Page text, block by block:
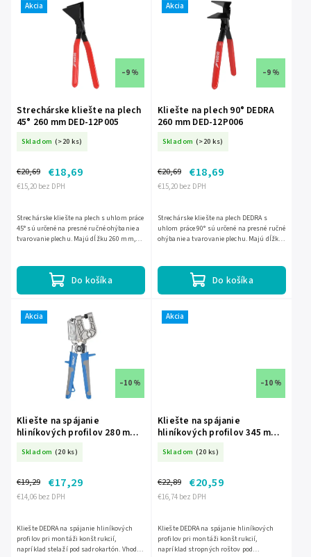
Abecedne
Akcia
–9 %
Strechárske kliešte na plech
45° 260 mm DED-12P005
Skladom (>20 ks)
€15,20 bez DPH
€20,69 €18,69
Do košíka
Strechárske kliešte na plech s uhlom práce
45° sú určené na presné ručné ohýbanie a
tvarovanie plechu. Majú dĺžku 260 mm,
Akcia
–9 %
Kliešte na plech 90° DEDRA
260 mm DED-12P006
Skladom (>20 ks)
€15,20 bez DPH
€20,69 €18,69
Do košíka
Strechárske kliešte na plech DEDRA s
uhlom práce 90° sú určené na presné ručné
ohýbanie a tvarovanie plechu. Majú dĺžku
Akcia
–10 %
Kliešte na spájanie
hliníkových profilov 280 mm
Skladom (20 ks)
€14,06 bez DPH
€19,29 €17,29
Kliešte DEDRA na spájanie hliníkových
profilov pri montáži konštrukcií,
napríklad stelaží pod sadrokartón. Vhodné
Akcia
–10 %
Kliešte na spájanie
hliníkových profilov 345 mm
Skladom (20 ks)
€16,74 bez DPH
€22,89 €20,59
Kliešte DEDRA na spájanie hliníkových
profilov pri montáži konštrukcií,
napríklad stropných roštov pod